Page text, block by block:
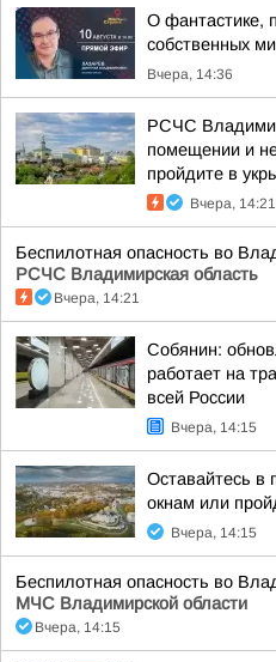
О фантастике,
собственных
Вчера, 14:36
РСЧС
помещении и
пройдите в
Вчера, 14:21
Беспилотная опасность во
РСЧС Владимирская область
Вчера, 14:21
Собянин:
работает на
всей России
Вчера, 14:15
Оставайтесь в
окнам или
Вчера, 14:15
Беспилотная опасность во
МЧС Владимирской области
Вчера, 14:15